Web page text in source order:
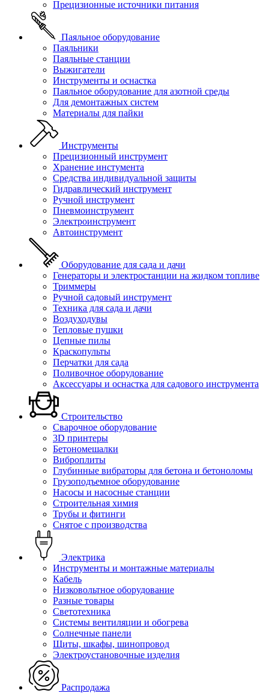
Прецизионные источники питания
Паяльное оборудование
Паяльники
Паяльные станции
Выжигатели
Инструменты и оснастка
Паяльное оборудование для азотной среды
Для демонтажных систем
Материалы для пайки
Инструменты
Прецизионный инструмент
Хранение инстумента
Средства индивидуальной защиты
Гидравлический инструмент
Ручной инструмент
Пневмоинструмент
Электроинструмент
Автоинструмент
Оборудование для сада и дачи
Генераторы и электростанции на жидком топливе
Триммеры
Ручной садовый инструмент
Техника для сада и дачи
Воздуходувы
Тепловые пушки
Цепные пилы
Краскопульты
Перчатки для сада
Поливочное оборудование
Аксессуары и оснастка для садового инструмента
Строительство
Сварочное оборудование
3D принтеры
Бетономешалки
Виброплиты
Глубинные вибраторы для бетона и бетоноломы
Грузоподъемное оборудование
Насосы и насосные станции
Строительная химия
Трубы и фитинги
Снятое с производства
Электрика
Инструменты и монтажные материалы
Кабель
Низковольтное оборудование
Разные товары
Светотехника
Системы вентиляции и обогрева
Солнечные панели
Щиты, шкафы, шинопровод
Электроустановочные изделия
Распродажа